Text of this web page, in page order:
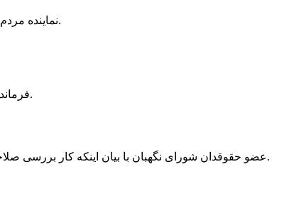
نماینده مردم پارس‌آباد از نامه تعدادی از نمایندگان رد صلاحیت شده به دبیر شورای نگهبان و رایزنی با رئیس مجلس برای بررسی مجدد صلاحیت آنها خبر داد.
فرماندار پارس آباد گفت: سه هزار و ۲۰۰نفر برای برگزاری انتخابات در هفتم اسفند امسال در حوزه انتخابیه پارس آباد و بیله سوار ساماندهی شده اند.
عضو حقوقدان شورای نگهبان با بیان اینکه کار بررسی صلاحیت داوطلبان انتخابات مجلس همچنان ادامه دارد، گفت: ساعت ۲۴ امشب اسامی داوطلبان تایید صلاحیت شده انتخابات مجلس اعلام می‌شود.